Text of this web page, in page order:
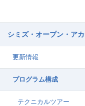
シミズ・オープン・ア
更新情報
プログラム構成
テクニカルツアー